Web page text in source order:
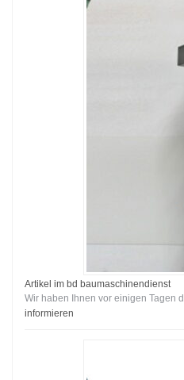
Artikel im bd baumaschinendienst
Wir haben Ihnen vor einigen Tagen
informieren